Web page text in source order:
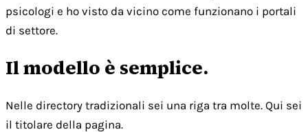
psicologi e ho visto da vicino come funzionano i portali
di settore.
Il modello è semplice.
Nelle directory tradizionali sei una riga tra molte. Qui sei
il titolare della pagina.